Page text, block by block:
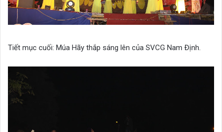
Tiết mục cuối: Múa Hãy thắp sáng lên của SVCG Nam Định.